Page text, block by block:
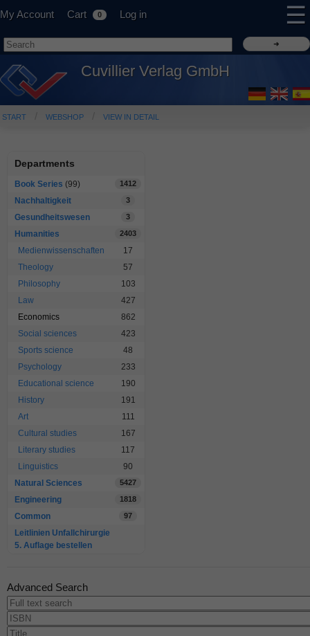
My Account Cart 0 Log in ☰
Cuvillier Verlag GmbH
START WEBSHOP VIEW IN DETAIL
Departments
Book Series (99) 1412
Nachhaltigkeit 3
Gesundheitswesen 3
Humanities 2403
Medienwissenschaften
17
Theology
57
Philosophy
103
Law
427
Economics
862
Social sciences
423
Sports science
48
Psychology
233
Educational science
190
History
191
Art
111
Cultural studies
167
Literary studies
117
Linguistics
90
Natural Sciences
5427
Engineering 1818
Common 97
Leitlinien Unfallchirurgie
5. Auflage bestellen
Advanced Search